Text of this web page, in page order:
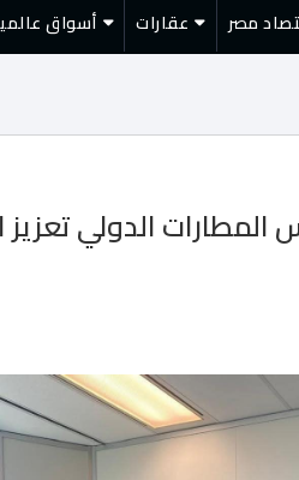
مصر عقارات أسواق
الدولي